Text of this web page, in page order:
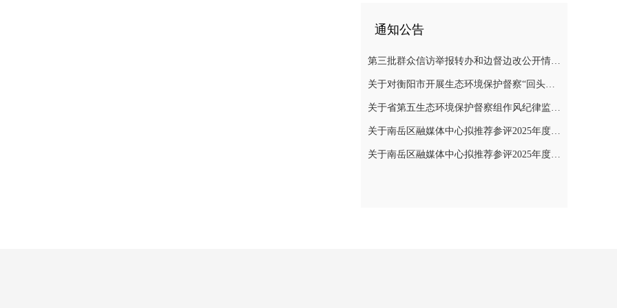
通知公告
第三批群众信访举报转办和边督边改公开情况一览表
关于对衡阳市开展生态环境保护督察“回头看”的公告
关于省第五生态环境保护督察组作风纪律监督举报方式的公告
关于南岳区融媒体中心拟推荐参评2025年度“湖南广播电视奖”县融专项奖评选作品的公示
关于南岳区融媒体中心拟推荐参评2025年度湖南新闻奖作品的公示